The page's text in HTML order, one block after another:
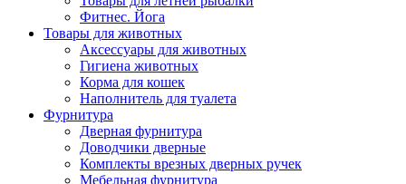
Фитнес. Йога
Товары для животных
Аксессуары для животных
Гигиена животных
Корма для кошек
Наполнитель для туалета
Фурнитура
Дверная фурнитура
Доводчики дверные
Комплекты врезных дверных ручек
Мебельная фурнитура